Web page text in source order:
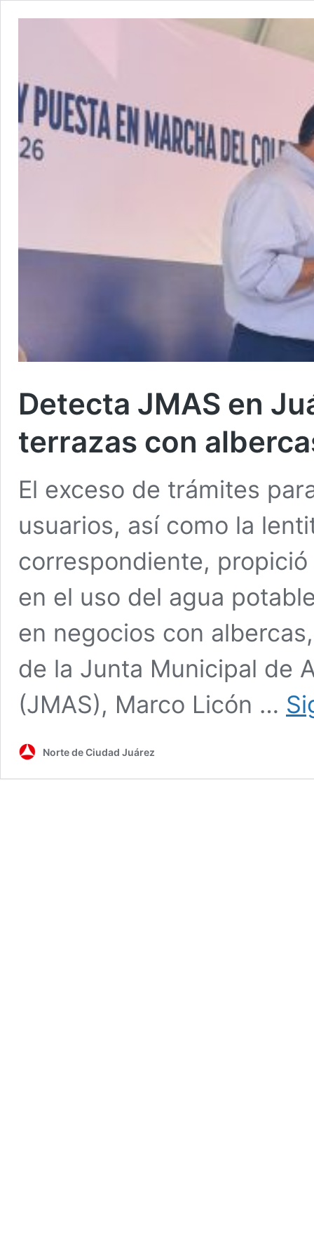
Detecta JMAS en
terrazas con
El exceso de trámites
usuarios, así como la
correspondiente,
en el uso del agua
en negocios con
de la Junta Municipal de
(JMAS), Marco Licón …
Norte de Ciudad Juárez